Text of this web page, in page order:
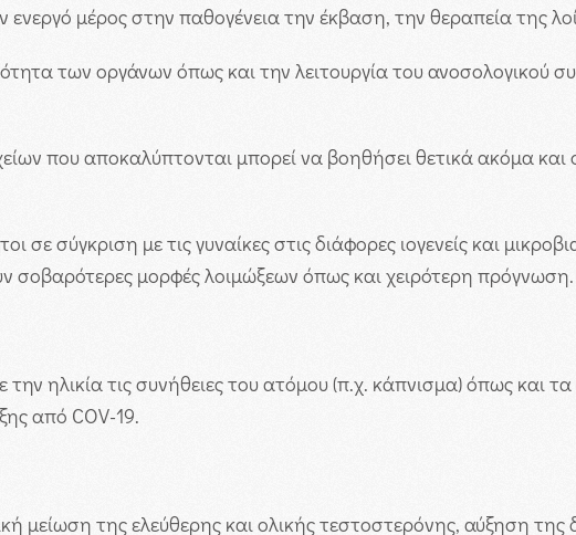
μέρος στην παθογένεια την έκβαση, την θεραπεία της
των οργάνων όπως και την λειτουργία του ανοσολογικού
που αποκαλύπτονται μπορεί να βοηθήσει θετικά ακόμα και
σε σύγκριση με τις γυναίκες στις διάφορες ιογενείς και
σοβαρότερες μορφές λοιμώξεων όπως και χειρότερη πρόγνωση.
την ηλικία τις συνήθειες του ατόμου (π.χ. κάπνισμα) όπως και
από COV-19.
μείωση της ελεύθερης και ολικής τεστοστερόνης, αύξηση της